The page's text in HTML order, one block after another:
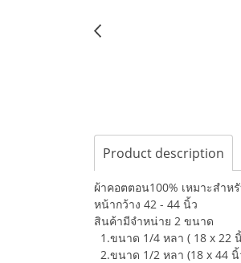
Product description
ผ้าคอตตอน100% เหมาะสำห
หน้ากว้าง 42 - 44 นิ้ว
สินค้ามีจำหน่าย 2 ขนาด
1.ขนาด 1/4 หลา ( 18 x 22
2.ขนาด 1/2 หลา (18 x 44 นิ้